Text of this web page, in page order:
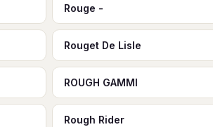
Rouge -
Rouget De Lisle
ROUGH GAMMI
Rough Rider